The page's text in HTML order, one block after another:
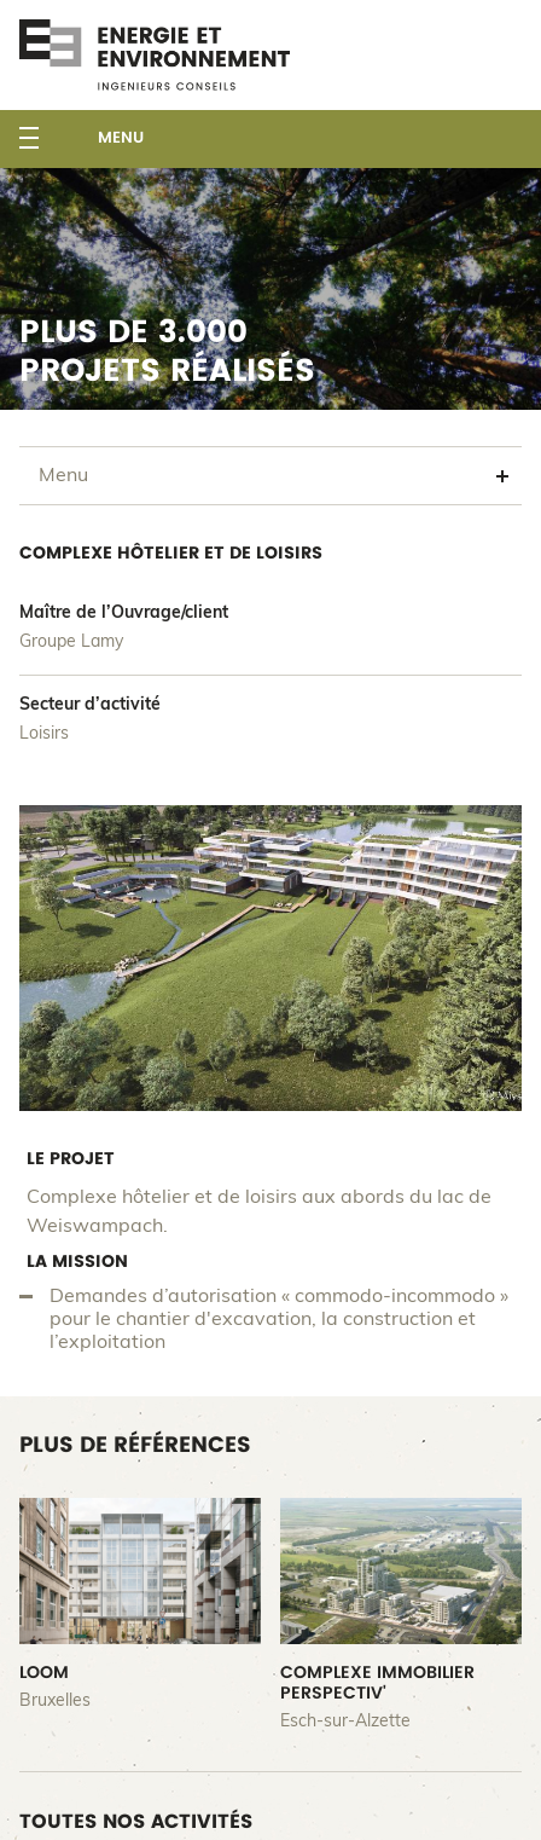
MENU
PLUS DE 3.000
PROJETS RÉALISÉS
Menu
COMPLEXE HÔTELIER ET DE LOISIRS
Maître de l’Ouvrage/client
Groupe Lamy
Secteur d’activité
Loisirs
LE PROJET
Complexe hôtelier et de loisirs aux abords du lac de
Weiswampach.
LA MISSION
Demandes d’autorisation « commodo-incommodo »
pour le chantier d'excavation, la construction et
l’exploitation
PLUS DE RÉFÉRENCES
LOOM
Bruxelles
COMPLEXE IMMOBILIER
PERSPECTIV'
Esch-sur-Alzette
TOUTES NOS ACTIVITÉS